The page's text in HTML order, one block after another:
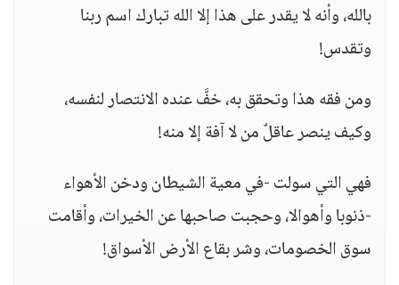
بالله، وأنه لا يقدر على هذا إلا الله تبارك اسم ربنا
وتقدس!
ومن فقه هذا وتحقق به، خفَّ عنده الانتصار لنفسه،
وكيف ينصر عاقلٌ من لا آفة إلا منه!
فهي التي سولت -في معية الشيطان ودخن الأهواء
-ذنوبا وأهوالا، وحجبت صاحبها عن الخيرات، وأقامت
سوق الخصومات، وشر بقاع الأرض الأسواق!